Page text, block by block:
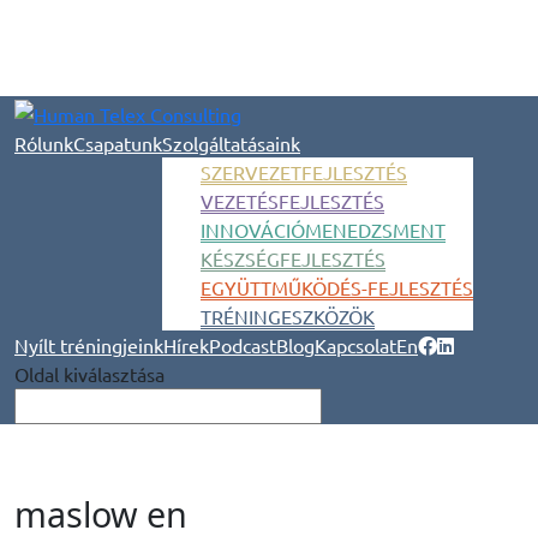
RólunkCsapatunkSzolgáltatásaink
SZERVEZETFEJLESZTÉS
VEZETÉSFEJLESZTÉS
INNOVÁCIÓMENEDZSMENT
KÉSZSÉGFEJLESZTÉS
EGYÜTTMŰKÖDÉS-FEJLESZTÉS
TRÉNINGESZKÖZÖK
Nyílt tréningjeinkHírekPodcastBlogKapcsolatEn
Oldal kiválasztása
maslow en